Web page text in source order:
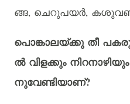
ങ്ങ, ചെറുപയർ,
പൊങ്കാലയ്ക്കു തീ
ൽ വിളക്കും നിറനാഴിയും
നുവേണ്ടിയാണ്?